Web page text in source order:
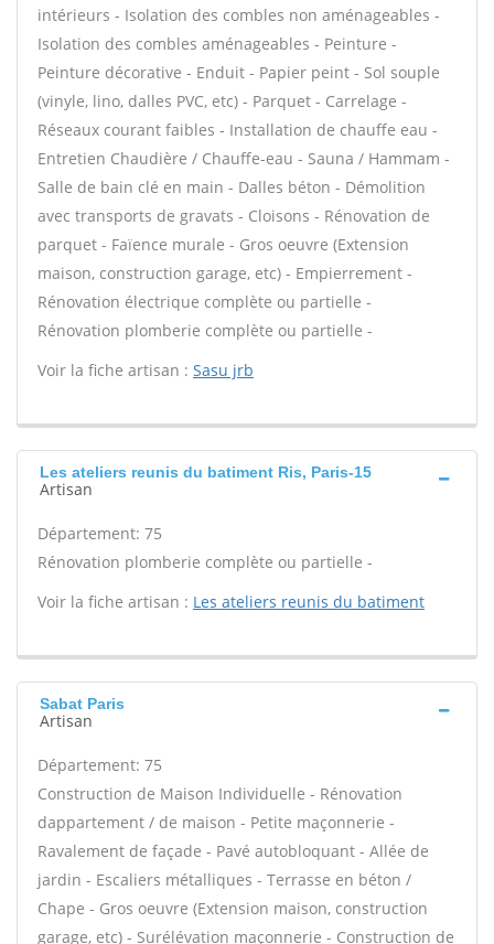
intérieurs - Isolation des combles non aménageables -
Isolation des combles aménageables - Peinture -
Peinture décorative - Enduit - Papier peint - Sol souple
(vinyle, lino, dalles PVC, etc) - Parquet - Carrelage -
Réseaux courant faibles - Installation de chauffe eau -
Entretien Chaudière / Chauffe-eau - Sauna / Hammam -
Salle de bain clé en main - Dalles béton - Démolition
avec transports de gravats - Cloisons - Rénovation de
parquet - Faïence murale - Gros oeuvre (Extension
maison, construction garage, etc) - Empierrement -
Rénovation électrique complète ou partielle -
Rénovation plomberie complète ou partielle -
Voir la fiche artisan : Sasu jrb
Les ateliers reunis du batiment Ris, Paris-15
Artisan
Département: 75
Rénovation plomberie complète ou partielle -
Voir la fiche artisan : Les ateliers reunis du batiment
Sabat Paris
Artisan
Département: 75
Construction de Maison Individuelle - Rénovation
dappartement / de maison - Petite maçonnerie -
Ravalement de façade - Pavé autobloquant - Allée de
jardin - Escaliers métalliques - Terrasse en béton /
Chape - Gros oeuvre (Extension maison, construction
garage, etc) - Surélévation maçonnerie - Construction de